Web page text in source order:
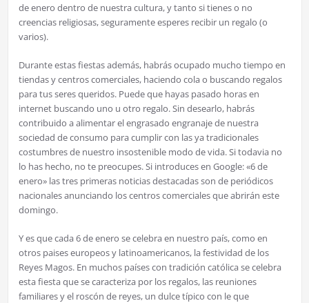
de enero dentro de nuestra cultura, y tanto si tienes o no
creencias religiosas, seguramente esperes recibir un regalo (o
varios).
Durante estas fiestas además, habrás ocupado mucho tiempo en
tiendas y centros comerciales, haciendo cola o buscando regalos
para tus seres queridos. Puede que hayas pasado horas en
internet buscando uno u otro regalo. Sin desearlo, habrás
contribuido a alimentar el engrasado engranaje de nuestra
sociedad de consumo para cumplir con las ya tradicionales
costumbres de nuestro insostenible modo de vida. Si todavia no
lo has hecho, no te preocupes. Si introduces en Google: «6 de
enero» las tres primeras noticias destacadas son de periódicos
nacionales anunciando los centros comerciales que abrirán este
domingo.
Y es que cada 6 de enero se celebra en nuestro país, como en
otros paises europeos y latinoamericanos, la festividad de los
Reyes Magos. En muchos países con tradición católica se celebra
esta fiesta que se caracteriza por los regalos, las reuniones
familiares y el roscón de reyes, un dulce típico con le que